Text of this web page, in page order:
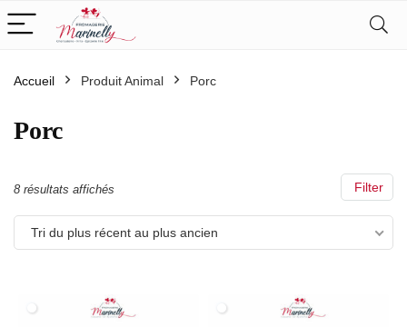
Accueil Produit Animal Porc
Porc
Filter
8 résultats affichés
du
plus
plus
Tri du plus récent au plus ancien